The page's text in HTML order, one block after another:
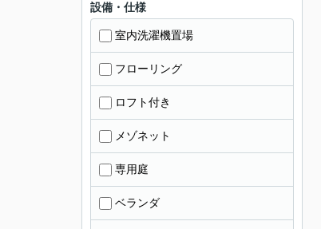
設備・仕様
室内洗濯機置場
フローリング
ロフト付き
メゾネット
専用庭
ベランダ